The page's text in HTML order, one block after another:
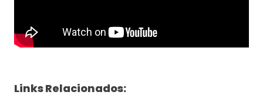
Links Relacionados: